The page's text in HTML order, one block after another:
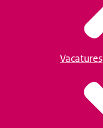
Vacatures